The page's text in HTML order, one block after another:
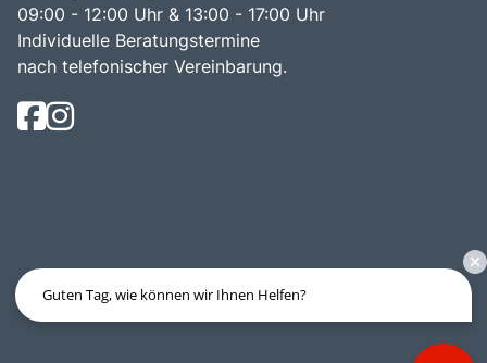
09:00 - 12:00 Uhr & 13:00 - 17:00 Uhr
Individuelle Beratungstermine
nach telefonischer Vereinbarung.
Guten Tag, wie können wir Ihnen Helfen?